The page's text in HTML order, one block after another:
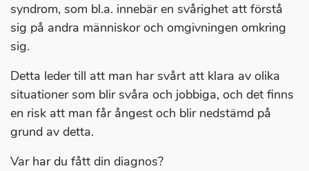
syndrom, som bl.a. innebär en svårighet att förstå
sig på andra människor och omgivningen omkring
sig.
Detta leder till att man har svårt att klara av olika
situationer som blir svåra och jobbiga, och det finns
en risk att man får ångest och blir nedstämd på
grund av detta.
Var har du fått din diagnos?